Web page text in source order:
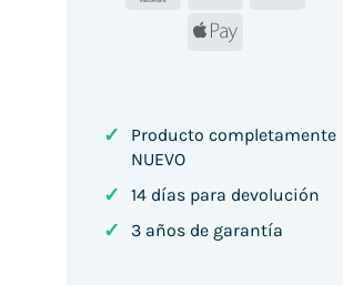
Apple
✓
Producto completamente
NUEVO
✓ 14 días para devolución
✓ 3 años de garantía